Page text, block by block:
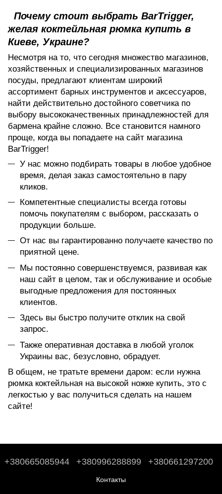
Почему стоит выбрать BarTrigger,
желая коктейльная рюмка купить в
Киеве, Украине?
Несмотря на то, что сегодня множество магазинов,
хозяйственных и специализированных магазинов
посуды, предлагают клиентам широкий
ассортимент барных инструментов и аксессуаров,
найти действительно достойного советчика по
выбору высококачественных принадлежностей для
бармена крайне сложно. Все становится намного
проще, когда вы попадаете на сайт магазина
BarTrigger!
У нас можно подбирать товары в любое удобное
время, делая заказ самостоятельно в пару
кликов.
Компетентные специалисты всегда готовы
помочь покупателям с выбором, рассказать о
продукции больше.
От нас вы гарантированно получаете качество по
приятной цене.
Мы постоянно совершенствуемся, развивая как
наш сайт в целом, так и обслуживание и особые
выгодные предложения для постоянных
клиентов.
Здесь вы быстро получите отклик на свой
запрос.
Также оперативная доставка в любой уголок
Украины вас, безусловно, обрадует.
В общем, не тратьте времени даром: если нужна
рюмка коктейльная на высокой ножке купить, это с
легкостью у вас получиться сделать на нашем
сайте!
+380665085944 +380996288899 +380661297200
Контакты